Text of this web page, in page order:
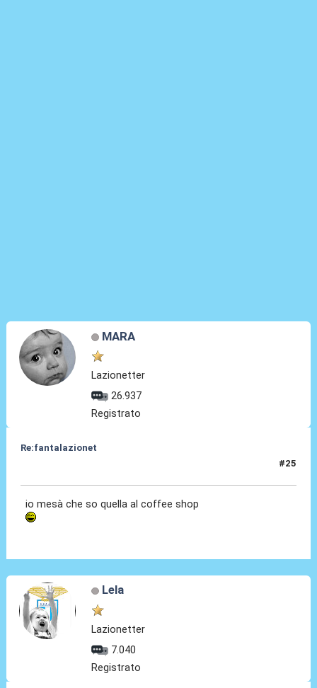
MARA
Lazionetter
26.937
Registrato
Re:fantalazionet
#25
io mesà che so quella al coffee shop
Lela
Lazionetter
7.040
Registrato